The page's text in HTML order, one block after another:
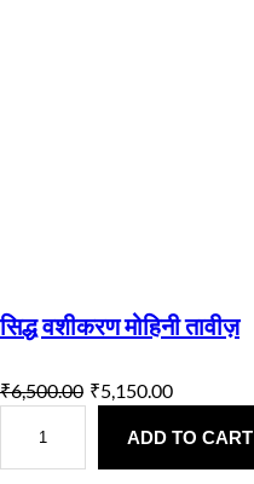
सिद्ध वशीकरण मोहिनी तावीज़
₹6,500.00 O
₹5,150.00C
u
r
ADD TO CART